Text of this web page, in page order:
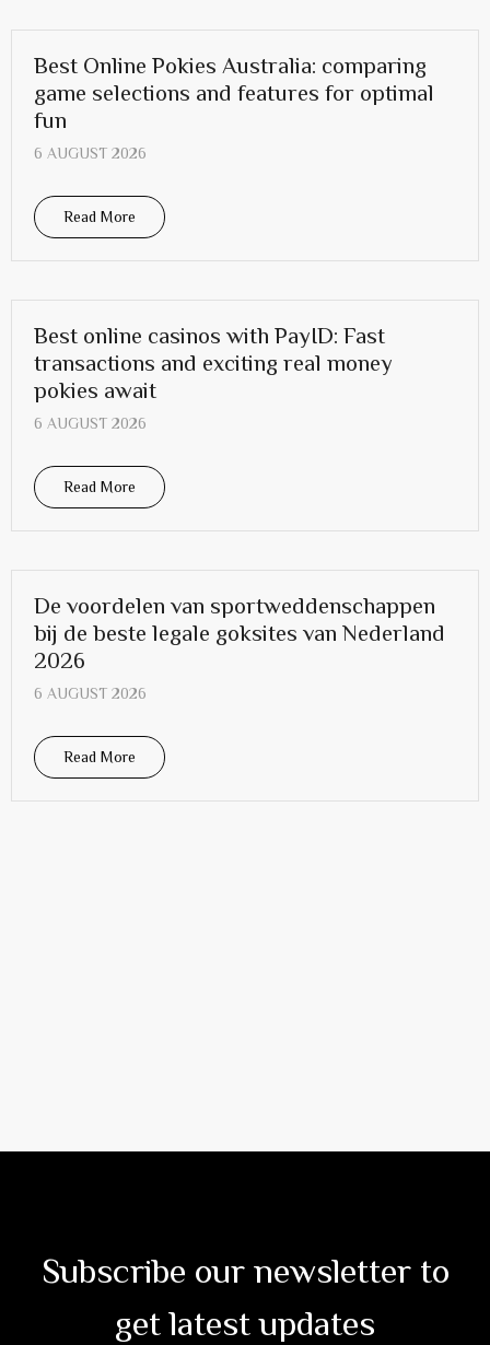
Best Online Pokies Australia: comparing
game selections and features for optimal
fun
6 AUGUST 2026
Read More
Best online casinos with PayID: Fast
transactions and exciting real money
pokies await
6 AUGUST 2026
Read More
De voordelen van sportweddenschappen
bij de beste legale goksites van Nederland
2026
6 AUGUST 2026
Read More
Subscribe our newsletter to
get latest updates